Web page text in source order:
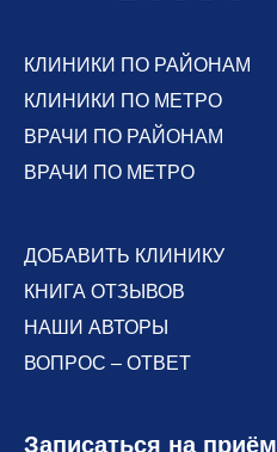
КЛИНИКИ ПО РАЙОНАМ
КЛИНИКИ ПО МЕТРО
ВРАЧИ ПО РАЙОНАМ
ВРАЧИ ПО МЕТРО
ДОБАВИТЬ КЛИНИКУ
КНИГА ОТЗЫВОВ
НАШИ АВТОРЫ
ВОПРОС – ОТВЕТ
Записаться на приём